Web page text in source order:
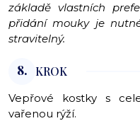
základě vlastních
přidání mouky je
stravitelný.
8. KROK
Vepřové kostky s
vařenou rýží.